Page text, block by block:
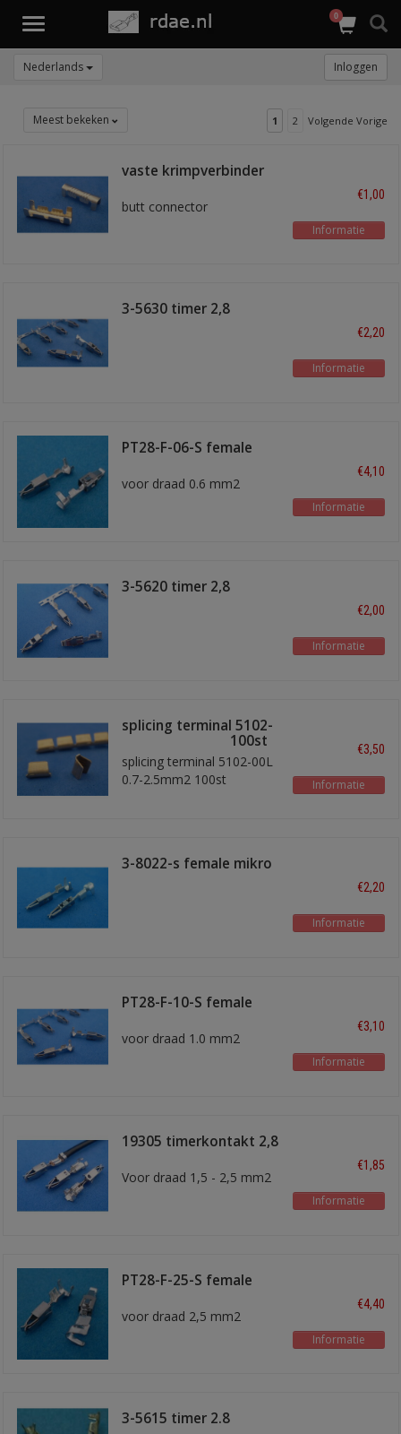
Toggle
0
Nederlands Inloggen
Meest bekeken 1 2 Volgende Vorige
vaste krimpverbinder
butt connector
€1,00
Informatie
3-5630 timer 2,8
€2,20
Informatie
PT28-F-06-S female
voor draad 0.6 mm2
€4,10
Informatie
3-5620 timer 2,8
€2,00
Informatie
splicing terminal 5102-
00L 0.7-2.5mm2 100st
splicing terminal 5102-00L
0.7-2.5mm2 100st
€3,50
Informatie
3-8022-s female mikro
€2,20
Informatie
PT28-F-10-S female
voor draad 1.0 mm2
€3,10
Informatie
19305 timerkontakt 2,8
Voor draad 1,5 - 2,5 mm2
€1,85
Informatie
PT28-F-25-S female
voor draad 2,5 mm2
€4,40
Informatie
3-5615 timer 2.8